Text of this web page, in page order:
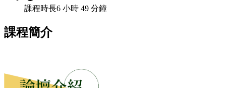
課程時長6 小時 49 分鐘
課程簡介